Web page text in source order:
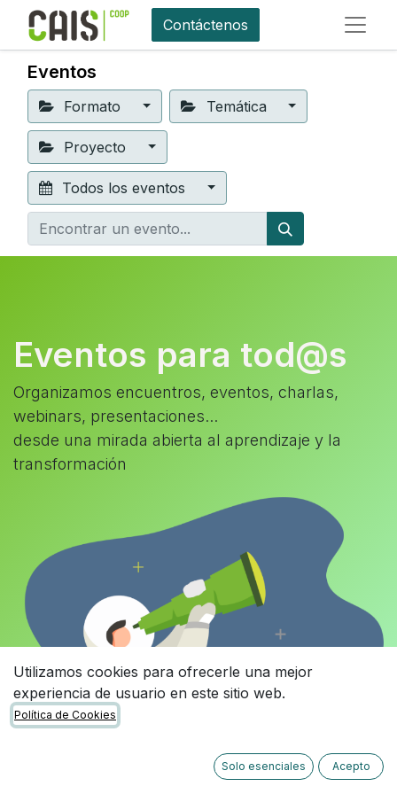
Contáctenos
Eventos
Formato Temática
Proyecto
Todos los eventos
Eventos para tod@s
Organizamos encuentros, eventos, charlas,
webinars, presentaciones...
desde una mirada abierta al aprendizaje y la
transformación
Utilizamos cookies para ofrecerle una mejor
experiencia de usuario en este sitio web.
Política de Cookies
Solo esenciales Acepto